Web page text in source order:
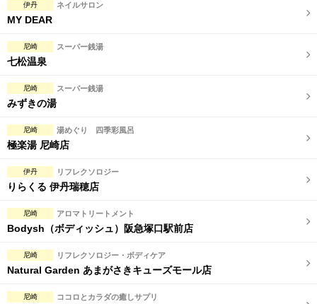
伊丹 ネイルサロン
MY DEAR
尼崎 スーパー銭湯
七松温泉
尼崎 スーパー銭湯
みずきの湯
尼崎 湯めぐり 四季彩風呂
極楽湯 尼崎店
伊丹 リフレクソロジー
りらくる 伊丹瑞穂店
尼崎 アロマトリートメント
Bodysh（ボディッシュ）阪急塚口駅前店
尼崎 リフレクソロジー・ボディケア
Natural Garden あまがさきキューズモール店
尼崎 ココロとカラダの癒しサプリ